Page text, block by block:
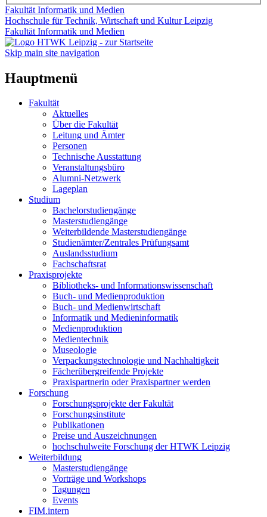
Fakultät Informatik und Medien
Hochschule für Technik, Wirtschaft und Kultur Leipzig
Fakultät Informatik und Medien
Skip main site navigation
Hauptmenü
Fakultät
Aktuelles
Über die Fakultät
Leitung und Ämter
Personen
Technische Ausstattung
Veranstaltungsbüro
Alumni-Netzwerk
Lageplan
Studium
Bachelorstudiengänge
Masterstudiengänge
Weiterbildende Masterstudiengänge
Studienämter/Zentrales Prüfungsamt
Auslandsstudium
Fachschaftsrat
Praxisprojekte
Bibliotheks- und Informationswissenschaft
Buch- und Medienproduktion
Buch- und Medienwirtschaft
Informatik und Medieninformatik
Medienproduktion
Medientechnik
Museologie
Verpackungstechnologie und Nachhaltigkeit
Fächerübergreifende Projekte
Praxispartnerin oder Praxispartner werden
Forschung
Forschungsprojekte der Fakultät
Forschungsinstitute
Publikationen
Preise und Auszeichnungen
hochschulweite Forschung der HTWK Leipzig
Weiterbildung
Masterstudiengänge
Vorträge und Workshops
Tagungen
Events
FIM.intern